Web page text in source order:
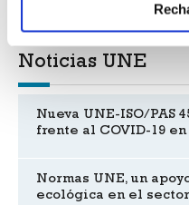
Noticias UNE
Nueva UNE-ISO/PAS
frente al COVID-19
Normas UNE, un
ecológica en el